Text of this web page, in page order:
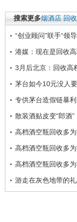
搜索更多烟酒店 回
“创业顾问”联手“领
港媒：现在是回收
3月后北京：回收高
茅台如今10元没人
专供茅台造假链暴
散装酒贴皮变“郎酒”
高档酒空瓶回收多
高档酒空瓶回收多
高档酒空瓶回收多
游走在灰色地带的